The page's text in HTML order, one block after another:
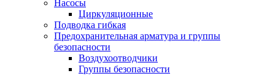
Насосы
Циркуляционные
Подводка гибкая
Предохранительная арматура и группы
безопасности
Воздухоотводчики
Группы безопасности